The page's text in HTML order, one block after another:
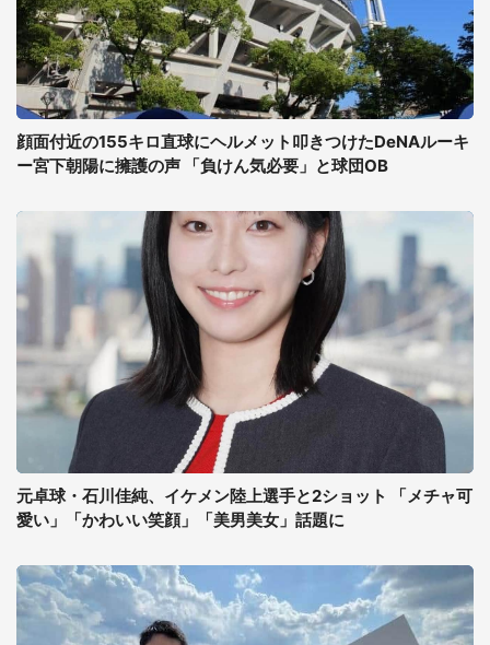
顔面付近の155キロ直球にヘルメット叩きつけたDeNAルーキ
ー宮下朝陽に擁護の声 「負けん気必要」と球団OB
元卓球・石川佳純、イケメン陸上選手と2ショット 「メチャ可
愛い」「かわいい笑顔」「美男美女」話題に